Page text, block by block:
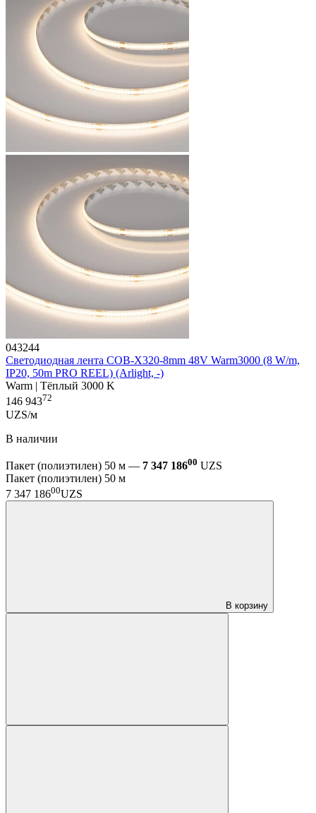
043244
Светодиодная лента COB-X320-8mm 48V Warm3000 (8 W/m,
IP20, 50m PRO REEL) (Arlight, -)
Warm | Тёплый 3000 K
146 94372
UZS/м
В наличии
Пакет (полиэтилен) 50 м — 7 347 18600 UZS
Пакет (полиэтилен) 50 м
7 347 18600UZS
В корзину